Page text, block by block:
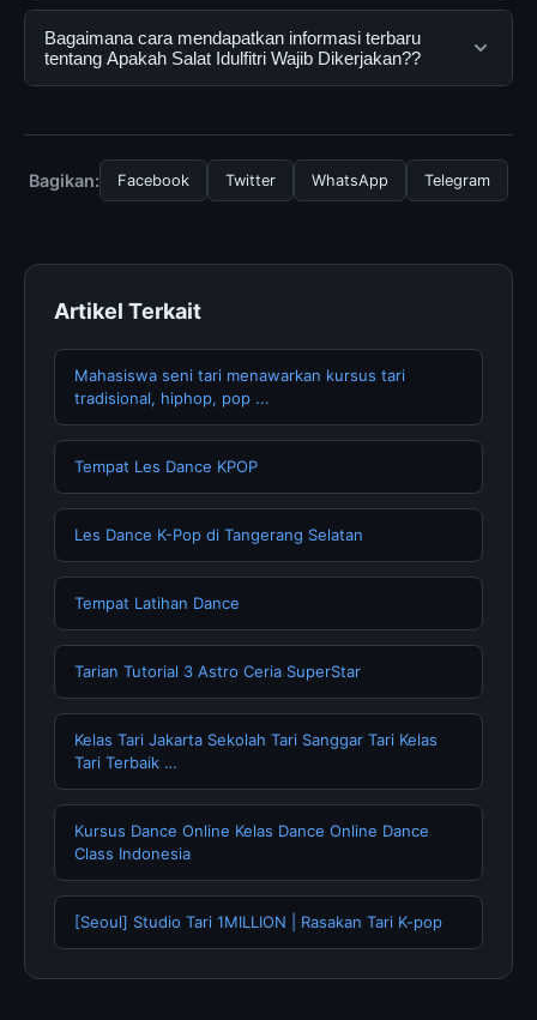
dapat menggunakannya dengan mengunjungi situs
resmi dan mengikuti panduan yang tersedia.
Ya, Apakah Salat Idulfitri Wajib Dikerjakan? dapat
diakses secara gratis oleh semua pengguna. Tidak ada
biaya tersembunyi atau langganan yang diperlukan
Bagaimana cara mendapatkan informasi terbaru
tentang Apakah Salat Idulfitri Wajib Dikerjakan??
halaman resmi kami secara berkala. Kami selalu
memperbarui konten dengan informasi terkini dan
Bagikan: Facebook Twitter WhatsApp Telegram
Artikel Terkait
Mahasiswa seni tari menawarkan kursus tari
tradisional, hiphop, pop ...
Tempat Les Dance KPOP
Les Dance K-Pop di Tangerang Selatan
Tempat Latihan Dance
Tarian Tutorial 3 Astro Ceria SuperStar
Kelas Tari Jakarta Sekolah Tari Sanggar Tari Kelas
Tari Terbaik …
Kursus Dance Online Kelas Dance Online Dance
Class Indonesia
[Seoul] Studio Tari 1MILLION | Rasakan Tari K-pop